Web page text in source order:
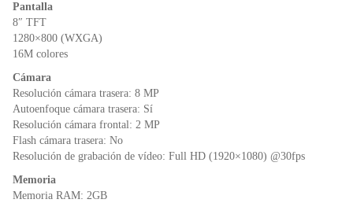
Pantalla
8″ TFT
1280×800 (WXGA)
16M colores
Cámara
Resolución cámara trasera: 8 MP
Autoenfoque cámara trasera: Sí
Resolución cámara frontal: 2 MP
Flash cámara trasera: No
Resolución de grabación de vídeo: Full HD (1920×1080) @30fps
Memoria
Memoria RAM: 2GB